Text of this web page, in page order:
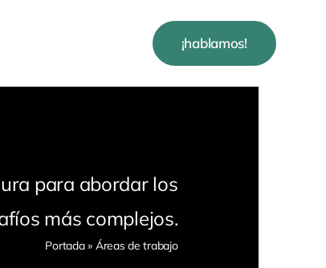
¡hablamos!
para abordar los
más complejos.
Portada» Áreas de trabajo